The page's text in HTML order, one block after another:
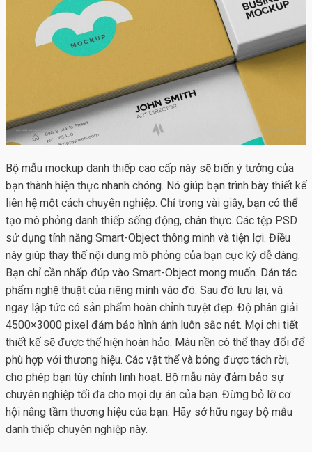
Bộ mẫu mockup danh thiếp cao cấp này sẽ biến ý tưởng của
bạn thành hiện thực nhanh chóng. Nó giúp bạn trình bày thiết kế
liên hệ một cách chuyên nghiệp. Chỉ trong vài giây, bạn có thể
tạo mô phỏng danh thiếp sống động, chân thực. Các tệp PSD
sử dụng tính năng Smart-Object thông minh và tiện lợi. Điều
này giúp thay thế nội dung mô phỏng của bạn cực kỳ dễ dàng.
Bạn chỉ cần nhấp đúp vào Smart-Object mong muốn. Dán tác
phẩm nghệ thuật của riêng mình vào đó. Sau đó lưu lại, và
ngay lập tức có sản phẩm hoàn chỉnh tuyệt đẹp. Độ phân giải
4500×3000 pixel đảm bảo hình ảnh luôn sắc nét. Mọi chi tiết
thiết kế sẽ được thể hiện hoàn hảo. Màu nền có thể thay đổi để
phù hợp với thương hiệu. Các vật thể và bóng được tách rời,
cho phép bạn tùy chỉnh linh hoạt. Bộ mẫu này đảm bảo sự
chuyên nghiệp tối đa cho mọi dự án của bạn. Đừng bỏ lỡ cơ
hội nâng tầm thương hiệu của bạn. Hãy sở hữu ngay bộ mẫu
danh thiếp chuyên nghiệp này.